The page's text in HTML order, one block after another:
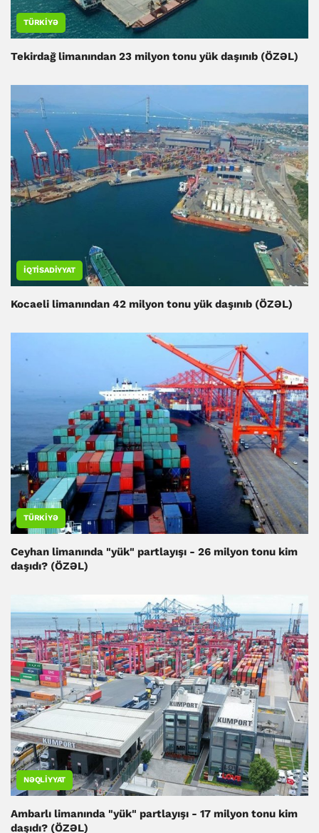
TÜRKIYƏ
Tekirdağ limanından 23 milyon tonu yük daşınıb (ÖZƏL)
İQTISADIYYAT
Kocaeli limanından 42 milyon tonu yük daşınıb (ÖZƏL)
TÜRKIYƏ
Ceyhan limanında "yük" partlayışı - 26 milyon tonu kim
daşıdı? (ÖZƏL)
NƏQLIYYAT
Ambarlı limanında "yük" partlayışı - 17 milyon tonu kim
daşıdı? (ÖZƏL)